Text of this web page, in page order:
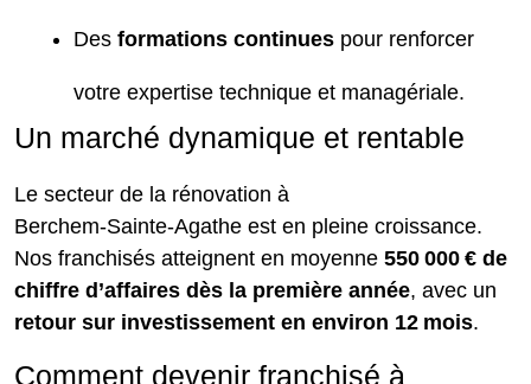
Des formations continues pour renforcer
votre expertise technique et managériale.
Un marché dynamique et rentable
Le secteur de la rénovation à
Berchem‑Sainte‑Agathe est en pleine croissance.
Nos franchisés atteignent en moyenne 550 000 € de
chiffre d’affaires dès la première année, avec un
retour sur investissement en environ 12 mois.
Comment devenir franchisé à